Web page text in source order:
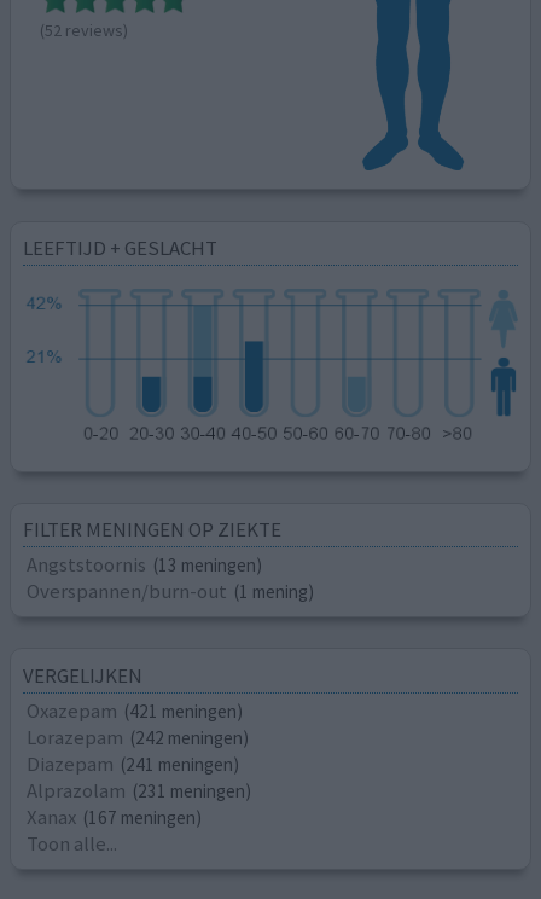
(52 reviews)
LEEFTIJD + GESLACHT
FILTER MENINGEN OP ZIEKTE
Angststoornis (13 meningen)
Overspannen/burn-out (1 mening)
VERGELIJKEN
Oxazepam (421 meningen)
Lorazepam (242 meningen)
Diazepam (241 meningen)
Alprazolam (231 meningen)
Xanax (167 meningen)
Toon alle...